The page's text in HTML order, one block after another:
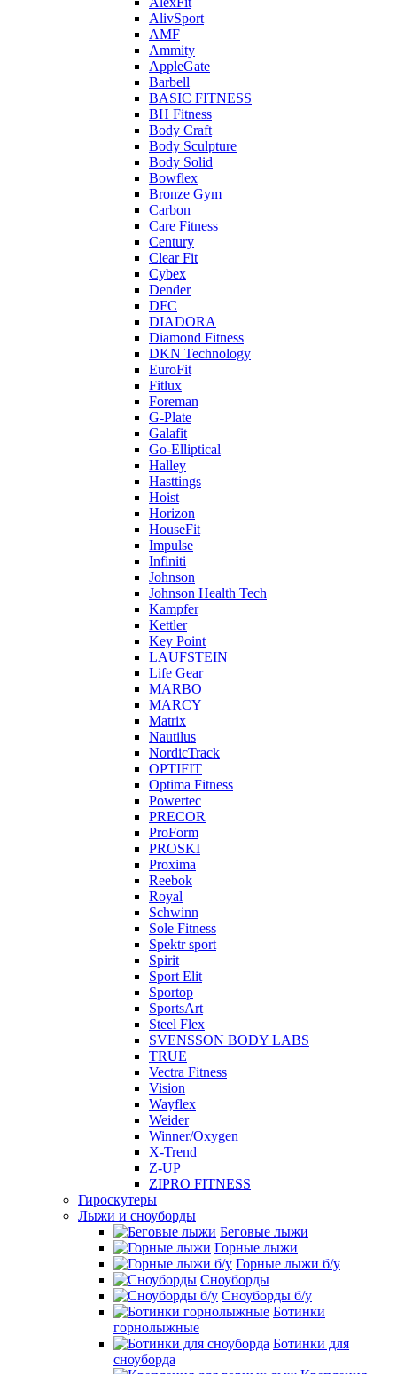
AlivSport
AMF
Ammity
AppleGate
Barbell
BASIC FITNESS
BH Fitness
Body Craft
Body Sculpture
Body Solid
Bowflex
Bronze Gym
Carbon
Care Fitness
Century
Clear Fit
Cybex
Dender
DFC
DIADORA
Diamond Fitness
DKN Technology
EuroFit
Fitlux
Foreman
G-Plate
Galafit
Go-Elliptical
Halley
Hasttings
Hoist
Horizon
HouseFit
Impulse
Infiniti
Johnson
Johnson Health Tech
Kampfer
Kettler
Key Point
LAUFSTEIN
Life Gear
MARBO
MARCY
Matrix
Nautilus
NordicTrack
OPTIFIT
Optima Fitness
Powertec
PRECOR
ProForm
PROSKI
Proxima
Reebok
Royal
Schwinn
Sole Fitness
Spektr sport
Spirit
Sport Elit
Sportop
SportsArt
Steel Flex
SVENSSON BODY LABS
TRUE
Vectra Fitness
Vision
Wayflex
Weider
Winner/Oxygen
X-Trend
Z-UP
ZIPRO FITNESS
Гироскутеры
Лыжи и сноуборды
Беговые лыжи
Горные лыжи
Горные лыжи б/у
Сноуборды
Сноуборды б/у
Ботинки
горнолыжные
Ботинки для
сноуборда